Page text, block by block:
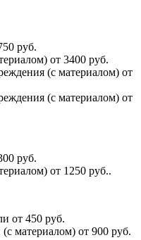
руб.
от 3400 руб.
(с материалом) от
(с материалом) от
руб.
от 1250 руб..
от 450 руб.
материалом) от 900 руб.